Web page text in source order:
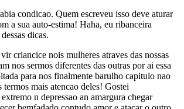
condicao. Quem escreveu isso deve aturar
a sua auto-estima! Haha, eu ribanceira
dicas.
criancice nois mulheres atraves das nossas
nos sermos diferentes das outras por ai essa
para nos finalmente barulho capitulo nao
mais atencao deles! Gostei
n depressao an amargura chegar